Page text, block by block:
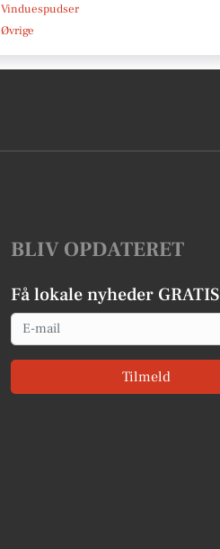
Vinduespudser
Øvrige
BLIV OPDATERET
Få lokale nyheder GRATIS
Email
Tilmeld